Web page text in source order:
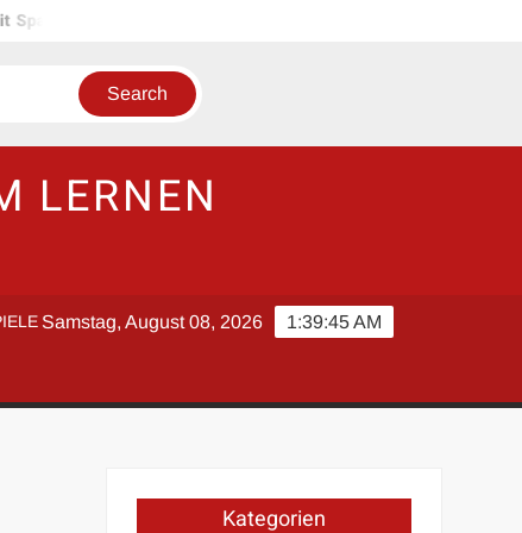
zum Lernerfolg: Tipps für spielerisches Lernen im Studium
LERNEN
1:39:45 AM
Samstag, August 08, 2026
Kategorien